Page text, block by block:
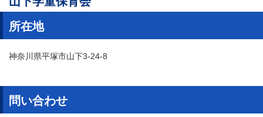
所在地
神奈川県平塚市山下3-24-8
問い合わせ